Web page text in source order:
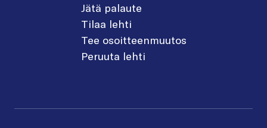
Jätä palaute
Tilaa lehti
Tee osoitteenmuutos
Peruuta lehti